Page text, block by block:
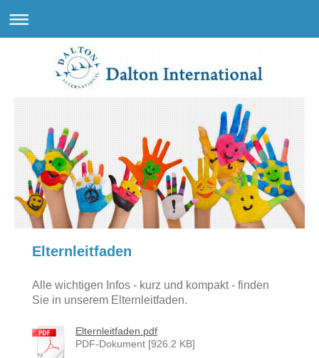
Elternleitfaden
Alle wichtigen Infos - kurz und kompakt - finden
Sie in unserem Elternleitfaden.
Elternleitfaden.pdf
PDF-Dokument [926.2 KB]